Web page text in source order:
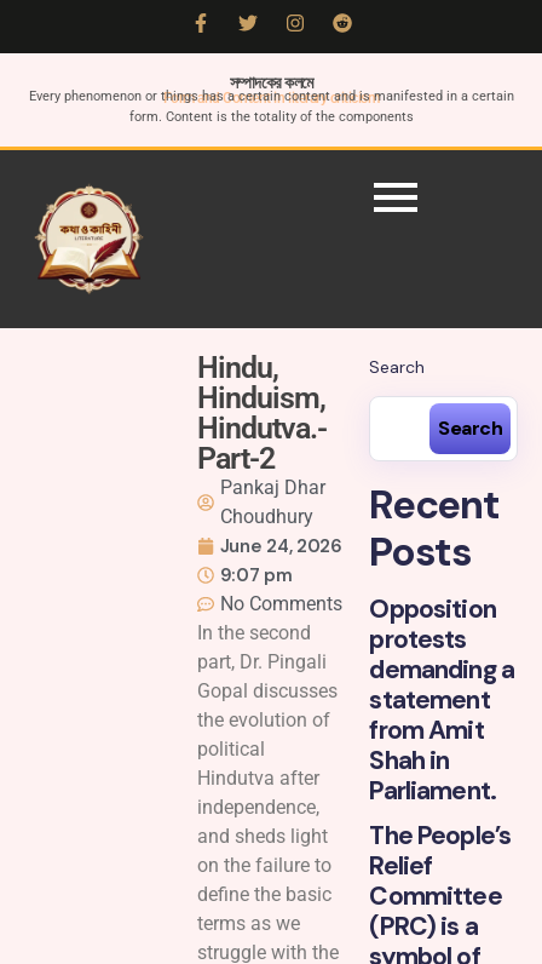
সম্পাদকের কলমে
Form and Content in literary criticism
Every phenomenon or things has a certain content and is manifested in a certain
form. Content is the totality of the components
Hindu,
Hinduism,
Hindutva.-
Part-2
Pankaj Dhar
Choudhury
June 24, 2026
9:07 pm
No Comments
In the second
part, Dr. Pingali
Gopal discusses
the evolution of
political
Hindutva after
independence,
and sheds light
on the failure to
define the basic
terms as we
struggle with the
Search
Search
Recent
Posts
Opposition
protests
demanding a
statement
from Amit
Shah in
Parliament.
The People’s
Relief
Committee
(PRC) is a
symbol of